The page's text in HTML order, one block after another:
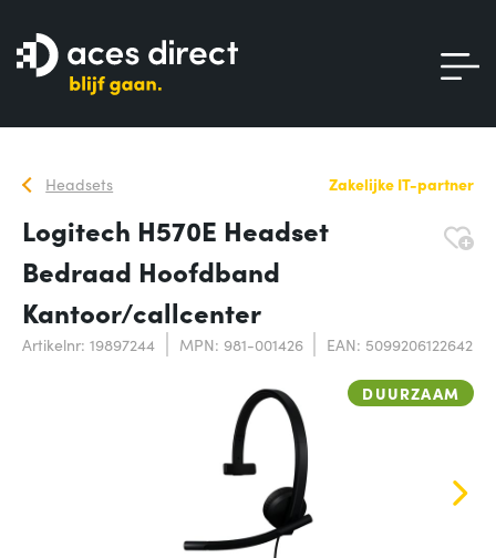
Headsets Zakelijke IT-partner
Logitech H570E Headset
Bedraad Hoofdband
Kantoor/callcenter
Artikelnr: 19897244 MPN: 981-001426 EAN: 5099206122642
DUURZAAM